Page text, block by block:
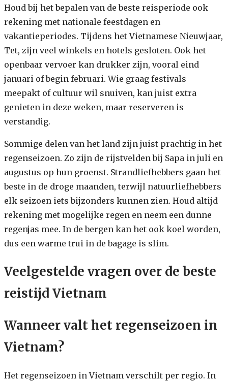
Houd bij het bepalen van de beste reisperiode ook
rekening met nationale feestdagen en
vakantieperiodes. Tijdens het Vietnamese Nieuwjaar,
Tet, zijn veel winkels en hotels gesloten. Ook het
openbaar vervoer kan drukker zijn, vooral eind
januari of begin februari. Wie graag festivals
meepakt of cultuur wil snuiven, kan juist extra
genieten in deze weken, maar reserveren is
verstandig.
Sommige delen van het land zijn juist prachtig in het
regenseizoen. Zo zijn de rijstvelden bij Sapa in juli en
augustus op hun groenst. Strandliefhebbers gaan het
beste in de droge maanden, terwijl natuurliefhebbers
elk seizoen iets bijzonders kunnen zien. Houd altijd
rekening met mogelijke regen en neem een dunne
regenjas mee. In de bergen kan het ook koel worden,
dus een warme trui in de bagage is slim.
Veelgestelde vragen over de beste
reistijd Vietnam
Wanneer valt het regenseizoen in
Vietnam?
Het regenseizoen in Vietnam verschilt per regio. In